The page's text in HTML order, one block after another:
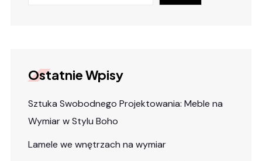
Ostatnie Wpisy
Sztuka Swobodnego Projektowania: Meble na
Wymiar w Stylu Boho
Lamele we wnętrzach na wymiar